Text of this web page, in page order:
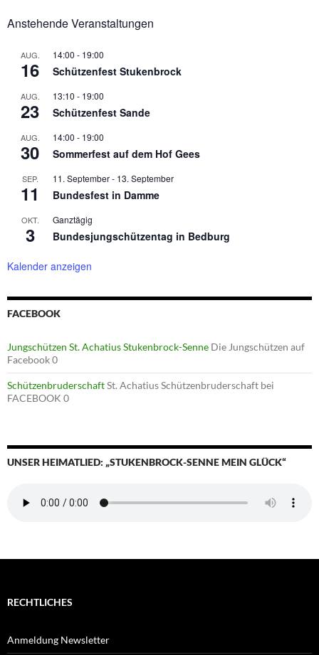
Anstehende Veranstaltungen
AUG.
16
14:00 - 19:00
Schützenfest Stukenbrock
AUG.
23
13:10 - 19:00
Schützenfest Sande
AUG.
30
14:00 - 19:00
Sommerfest auf dem Hof Gees
SEP.
11
11. September- 13. September
Bundesfest in Damme
OKT.
3
Ganztägig
Bundesjungschützentag in Bedburg
Kalender anzeigen
FACEBOOK
Jungschützen St. Achatius Stukenbrock-Senne Die Jungschützen auf
Facebook 0
SchützenbruderschaftSt. Achatius Schützenbruderschaft bei
FACEBOOK 0
UNSER HEIMATLIED: „STUKENBROCK-SENNE MEIN GLÜCK“
RECHTLICHES
Anmeldung Newsletter